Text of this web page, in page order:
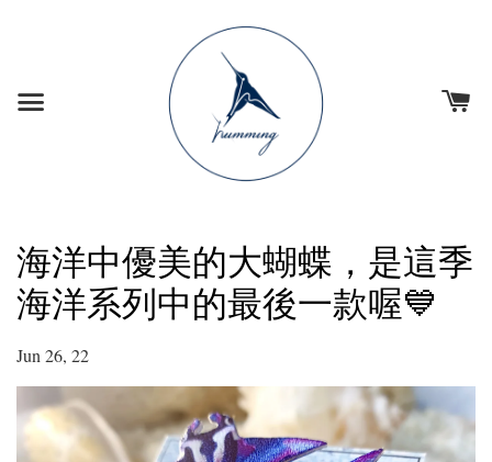
海洋中優美的大蝴蝶，是這季
海洋系列中的最後一款喔💙
Jun 26, 22